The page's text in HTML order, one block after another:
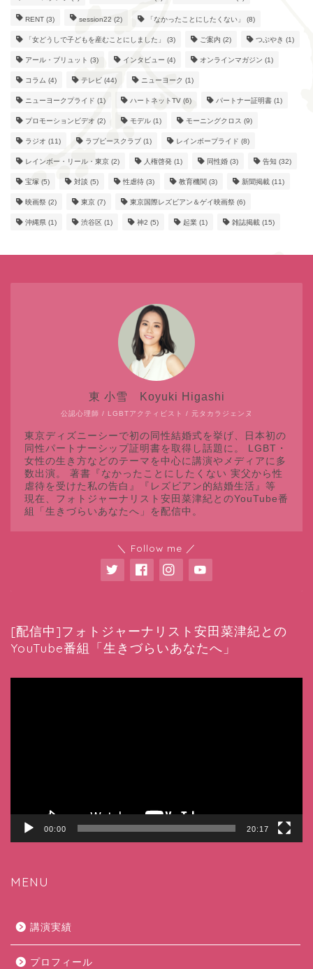
RENT (3) session22 (2) 「なかったことにしたくない」 (8)
「女どうしで子どもを産むことにしました」 (3) ご案内 (2) つぶやき (1)
アール・ブリュット (3) インタビュー (4) オンラインマガジン (1)
コラム (4) テレビ (44) ニューヨーク (1)
ニューヨークプライド (1) ハートネットTV (6) パートナー証明書 (1)
プロモーションビデオ (2) モデル (1) モーニングクロス (9)
ラジオ (11) ラブピースクラブ (1) レインボープライド (8)
レインボー・リール・東京 (2) 人権啓発 (1) 同性婚 (3) 告知 (32)
宝塚 (5) 対談 (5) 性虐待 (3) 教育機関 (3) 新聞掲載 (11)
映画祭 (2) 東京 (7) 東京国際レズビアン＆ゲイ映画祭 (6)
沖縄県 (1) 渋谷区 (1) 神2 (5) 起業 (1) 雑誌掲載 (15)
公認心理師 / LGBTアクティビスト / 元タカラジェンヌ
東 小雪 Koyuki Higashi
東京ディズニーシーで初の同性結婚式を挙げ、日本初の
同性パートナーシップ証明書を取得し話題に。 LGBT・
女性の生き方などのテーマを中心に講演やメディアに多
数出演。 著書『なかったことにしたくない 実父から性
虐待を受けた私の告白』『レズビアン的結婚生活』等
現在、フォトジャーナリスト安田菜津紀とのYouTube番
組「生きづらいあなたへ」を配信中。
＼ Follow me ／
[配信中]フォトジャーナリスト安田菜津紀との
YouTube番組「生きづらいあなたへ」
00:00 20:17
MENU
講演実績
プロフィール